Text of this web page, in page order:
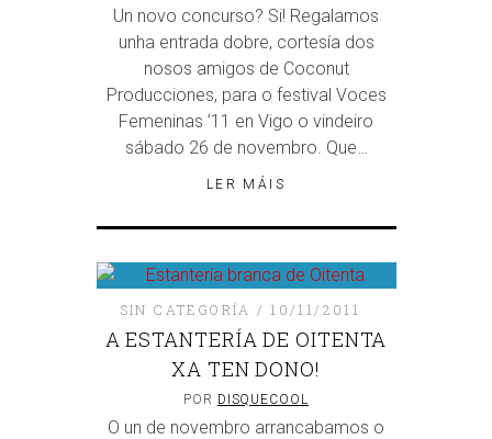
Un novo concurso? Si! Regalamos
unha entrada dobre, cortesía dos
nosos amigos de Coconut
Producciones, para o festival Voces
Femeninas ’11 en Vigo o vindeiro
sábado 26 de novembro. Que…
LER MÁIS
SIN CATEGORÍA 10/11/2011
A ESTANTERÍA DE OITENTA
XA TEN DONO!
POR DISQUECOOL
O un de novembro arrancabamos o